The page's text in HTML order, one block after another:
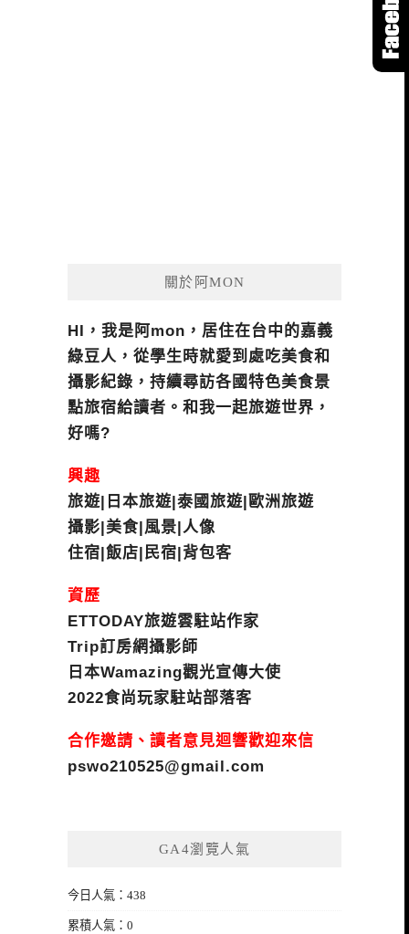
關於阿MON
HI，我是阿mon，居住在台中的嘉義
綠豆人，從學生時就愛到處吃美食和
攝影紀錄，持續尋訪各國特色美食景
點旅宿給讀者。和我一起旅遊世界，
好嗎?
興趣
旅遊|日本旅遊|泰國旅遊|歐洲旅遊
攝影|美食|風景|人像
住宿|飯店|民宿|背包客
資歷
ETTODAY旅遊雲駐站作家
Trip訂房網攝影師
日本Wamazing觀光宣傳大使
2022食尚玩家駐站部落客
合作邀請、讀者意見迴響歡迎來信
pswo210525@gmail.com
GA4瀏覽人氣
今日人氣：438
累積人氣：0